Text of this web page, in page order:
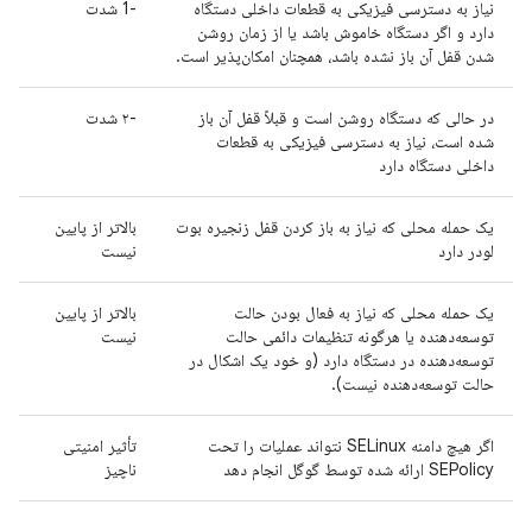
نیاز به دسترسی فیزیکی به قطعات داخلی دستگاه
دارد و اگر دستگاه خاموش باشد یا از زمان روشن
شدن قفل آن باز نشده باشد، همچنان امکان‌پذیر است.
-1 شدت
در حالی که دستگاه روشن است و قبلاً قفل آن باز
شده است، نیاز به دسترسی فیزیکی به قطعات
داخلی دستگاه دارد
-۲ شدت
یک حمله محلی که نیاز به باز کردن قفل زنجیره بوت
لودر دارد
بالاتر از پایین
نیست
یک حمله محلی که نیاز به فعال بودن حالت
توسعه‌دهنده یا هرگونه تنظیمات دائمی حالت
توسعه‌دهنده در دستگاه دارد (و خود یک اشکال در
حالت توسعه‌دهنده نیست).
بالاتر از پایین
نیست
اگر هیچ دامنه SELinux نتواند عملیات را تحت
SEPolicy ارائه شده توسط گوگل انجام دهد
تأثیر امنیتی
ناچیز